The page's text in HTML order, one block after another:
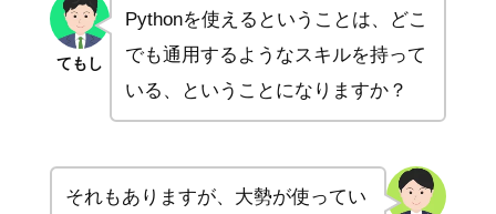
てもし
Pythonを使えるということは、どこ
でも通用するようなスキルを持って
いる、ということになりますか？
それもありますが、大勢が使ってい